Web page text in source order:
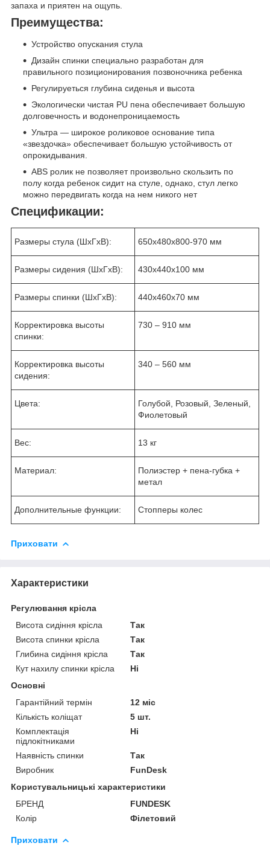
запаха и приятен на ощупь.
Преимущества:
Устройство опускания стула
Дизайн спинки специально разработан для
правильного позиционирования позвоночника ребенка
Регулируеться глубина сиденья и высота
Экологически чистая PU пена обеспечивает большую
долговечность и водонепроницаемость
Ультра ― широкое роликовое основание типа
«звездочка» обеспечивает большую устойчивость от
опрокидывания.
ABS ролик не позволяет произвольно скользить по
полу когда ребенок сидит на стуле, однако, стул легко
можно передвигать когда на нем никого нет
Спецификации:
Размеры стула (ШхГхВ): 650х480х800-970 мм
Размеры сидения (ШхГхВ): 430х440х100 мм
Размеры спинки (ШхГхВ): 440х460х70 мм
Корректировка высоты
спинки:
730 – 910 мм
Корректировка высоты
сидения:
340 – 560 мм
Цвета:
Голубой, Розовый, Зеленый,
Фиолетовый
Вес: 13 кг
Материал:
Полиэстер + пена-губка +
метал
Дополнительные функции: Стопперы колес
Приховати
Характеристики
Регулювання крісла
Висота сидіння крісла
Так
Висота спинки крісла
Так
Глибина сидіння крісла
Так
Кут нахилу спинки крісла
Ні
Основні
Гарантійний термін
12 міс
Кількість коліщат
5 шт.
Комплектація
підлокітниками
Ні
Наявність спинки
Так
Виробник
FunDesk
Користувальницькі характеристики
БРЕНД
FUNDESK
Колір
Філетовий
Приховати